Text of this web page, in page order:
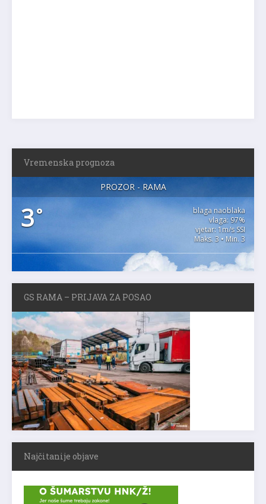
Vremenska prognoza
PROZOR - RAMA
3°
blaga naoblaka
vlaga: 97%
vjetar: 1m/s SSI
Maks. 3 • Min. 3
GS RAMA – PRIJAVA ZA POSAO
Najčitanije objave